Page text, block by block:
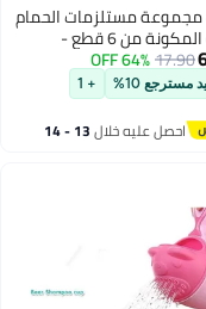
مستلزمات الحمام
الفاخرة المكونة من 6 قطع -
متينة مثبتة على الأرض
فرشاة أسنان وموزع صابون
وفرشاة وحامل
صابون - قابلة لإعادة
وسهلة التنظيف وموفرة
17.90
64% OFF
10%
+ 1
احصل عليه خلال 13 - 14